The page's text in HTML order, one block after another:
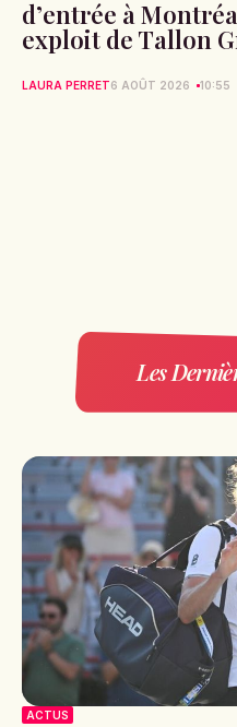
d’entrée à
exploit de Tallon
LAURA PERRET6 AOÛT 2026 10:55
Les
ACTUS